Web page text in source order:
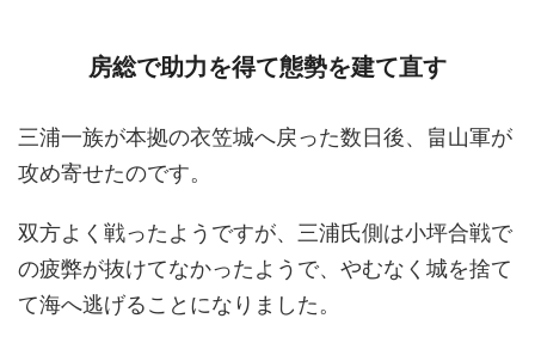
房総で助力を得て態勢を建て直す
三浦一族が本拠の衣笠城へ戻った数日後、畠山軍が
攻め寄せたのです。
双方よく戦ったようですが、三浦氏側は小坪合戦で
の疲弊が抜けてなかったようで、やむなく城を捨て
て海へ逃げることになりました。